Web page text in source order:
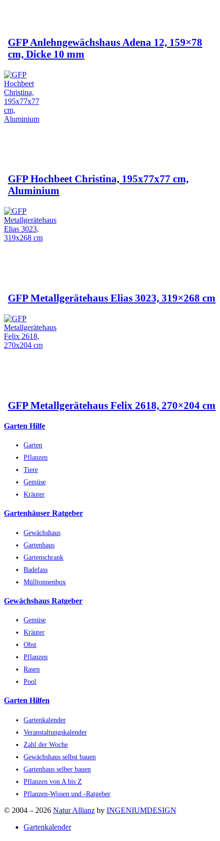
GFP Anlehngewächshaus Adena 12, 159×78
cm, Dicke 10 mm
GFP Hochbeet Christina, 195x77x77 cm,
Aluminium
GFP Metallgerätehaus Elias 3023, 319×268 cm
GFP Metallgerätehaus Felix 2618, 270×204 cm
Garten Hilfe
Garten
Pflanzen
Tiere
Gemüse
Kräuter
Gartenhäuser Ratgeber
Gewächshaus
Gartenhaus
Gartenschrank
Badefass
Mülltonnenbox
Gewächshaus Ratgeber
Gemüse
Kräuter
Obst
Pflanzen
Rasen
Pool
Garten Hilfen
Gartenkalender
Veranstaltungskalender
Zahl der Woche
Gewächshaus selbst bauen
Gartenhaus selber bauen
Pflanzen von A bis Z
Pflanzen-Wissen und -Ratgeber
© 2004 – 2026 Natur Allianz by INGENIUMDESIGN
Gartenkalender